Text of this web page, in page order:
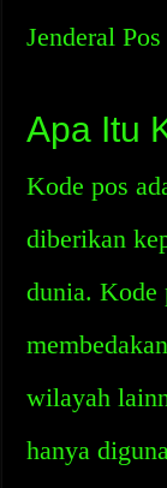
Jenderal
Apa Itu
Kode pos
diberikan
dunia. Kode
wilayah
hanya